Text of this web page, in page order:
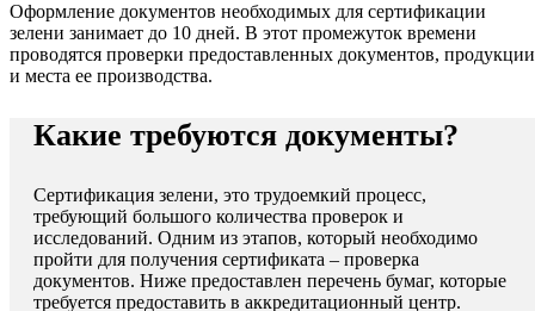
Оформление документов необходимых для сертификации
зелени занимает до 10 дней. В этот промежуток времени
проводятся проверки предоставленных документов, продукции
и места ее производства.
Какие требуются документы?
Сертификация зелени, это трудоемкий процесс,
требующий большого количества проверок и
исследований. Одним из этапов, который необходимо
пройти для получения сертификата – проверка
документов. Ниже предоставлен перечень бумаг, которые
требуется предоставить в аккредитационный центр.